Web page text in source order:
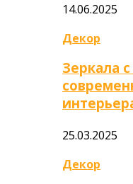
14.06.2025
Декор
Зеркала
25.03.2025
Декор